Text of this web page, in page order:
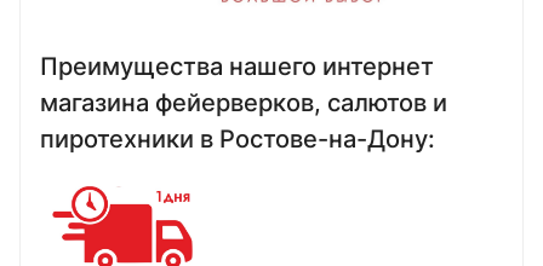
Преимущества нашего интернет
магазина фейерверков, салютов и
пиротехники в Ростове-на-Дону: